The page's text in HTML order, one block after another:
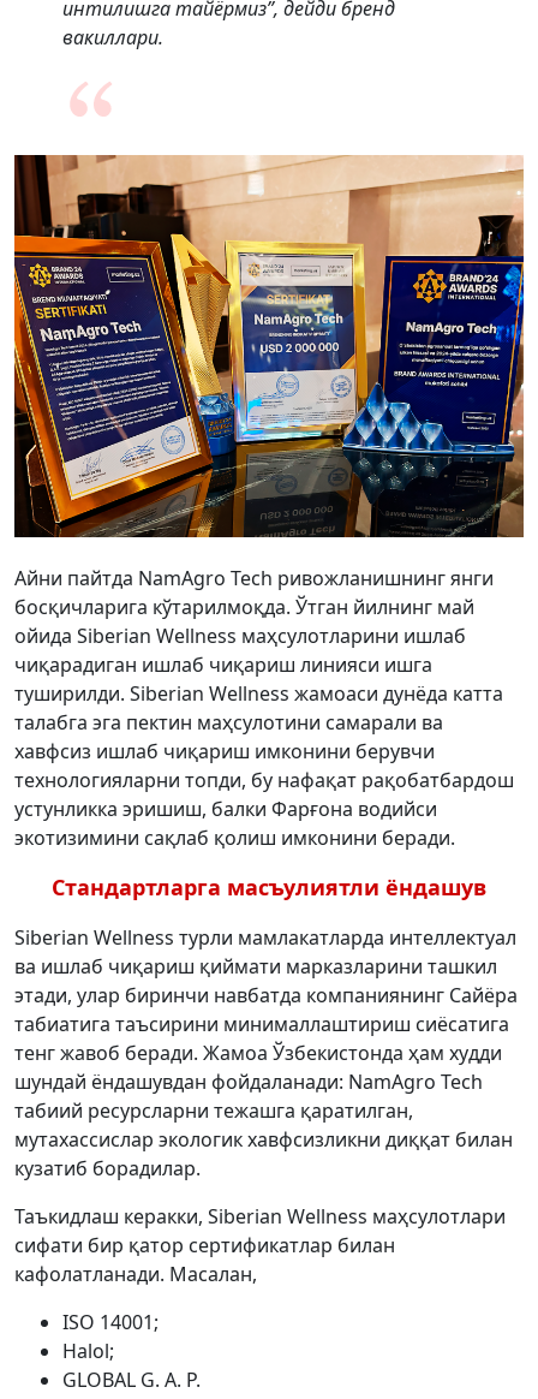
интилишга тайёрмиз”, дейди бренд
вакиллари.
Айни пайтда NamAgro Tech ривожланишнинг янги
босқичларига кўтарилмоқда. Ўтган йилнинг май
ойида Siberian Wellness маҳсулотларини ишлаб
чиқарадиган ишлаб чиқариш линияси ишга
туширилди. Siberian Wellness жамоаси дунёда катта
талабга эга пектин маҳсулотини самарали ва
хавфсиз ишлаб чиқариш имконини берувчи
технологияларни топди, бу нафақат рақобатбардош
устунликка эришиш, балки Фарғона водийси
экотизимини сақлаб қолиш имконини беради.
Стандартларга масъулиятли ёндашув
Siberian Wellness турли мамлакатларда интеллектуал
ва ишлаб чиқариш қиймати марказларини ташкил
этади, улар биринчи навбатда компаниянинг Сайёра
табиатига таъсирини минималлаштириш сиёсатига
тенг жавоб беради. Жамоа Ўзбекистонда ҳам худди
шундай ёндашувдан фойдаланади: NamAgro Tech
табиий ресурсларни тежашга қаратилган,
мутахассислар экологик хавфсизликни диққат билан
кузатиб борадилар.
Таъкидлаш керакки, Siberian Wellness маҳсулотлари
сифати бир қатор сертификатлар билан
кафолатланади. Масалан,
ISO 14001;
Halol;
GLOBAL G. А. P.